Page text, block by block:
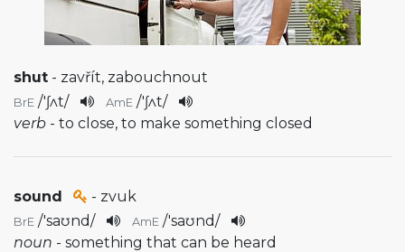
shut - zavřít, zabouchnout
BrE /'ʃʌt/ AmE /'ʃʌt/
verb - to close, to make something closed
sound - zvuk
BrE /'saʊnd/ AmE /'saʊnd/
noun - something that can be heard